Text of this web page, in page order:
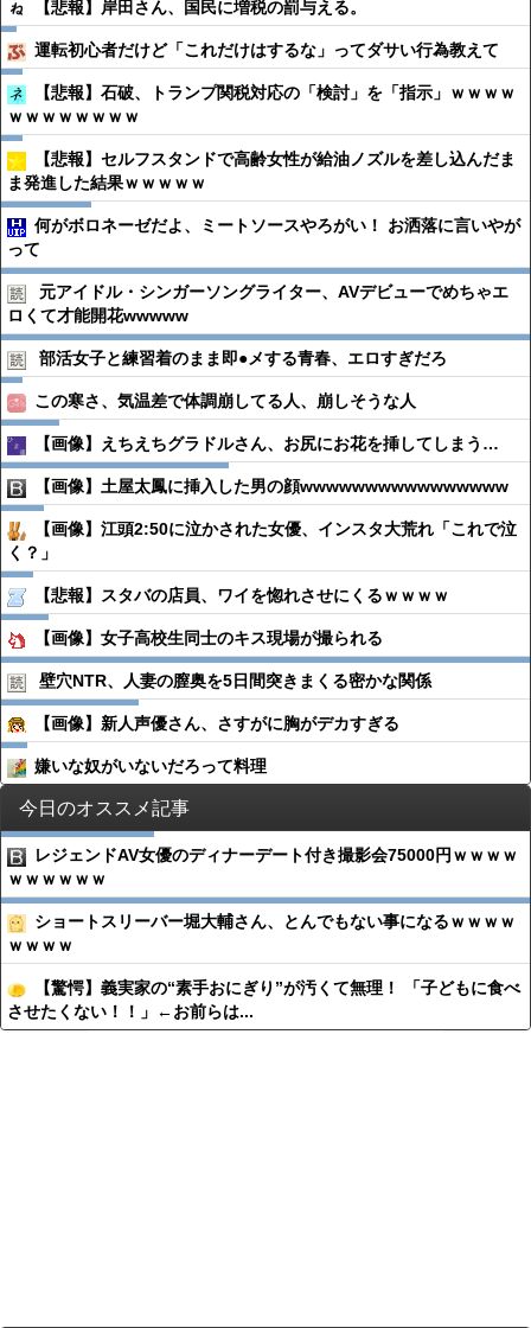
【悲報】岸田さん、国民に増税の罰与える。
運転初心者だけど「これだけはするな」ってダサい行為教えて
【悲報】石破、トランプ関税対応の「検討」を「指示」ｗｗｗｗ
ｗｗｗｗｗｗｗｗ
【悲報】セルフスタンドで高齢女性が給油ノズルを差し込んだま
ま発進した結果ｗｗｗｗｗ
何がボロネーゼだよ、ミートソースやろがい！ お洒落に言いやが
って
元アイドル・シンガーソングライター、AVデビューでめちゃエ
ロくて才能開花wwwww
部活女子と練習着のまま即●︎メする青春、エロすぎだろ
この寒さ、気温差で体調崩してる人、崩しそうな人
【画像】えちえちグラドルさん、お尻にお花を挿してしまう…
【画像】土屋太鳳に挿入した男の顔wwwwwwwwwwwwwwww
【画像】江頭2:50に泣かされた女優、インスタ大荒れ「これで泣
く？」
【悲報】スタバの店員、ワイを惚れさせにくるｗｗｗｗ
【画像】女子高校生同士のキス現場が撮られる
壁穴NTR、人妻の膣奥を5日間突きまくる密かな関係
【画像】新人声優さん、さすがに胸がデカすぎる
嫌いな奴がいないだろって料理
今日のオススメ記事
レジェンドAV女優のディナーデート付き撮影会75000円ｗｗｗｗ
ｗｗｗｗｗｗ
ショートスリーバー堀大輔さん、とんでもない事になるｗｗｗｗ
ｗｗｗｗ
【驚愕】義実家の“素手おにぎり”が汚くて無理！ 「子どもに食べ
させたくない！！」←お前らは...